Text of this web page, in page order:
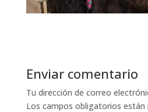
Enviar comentario
Tu dirección de correo
Los campos obligatorios están